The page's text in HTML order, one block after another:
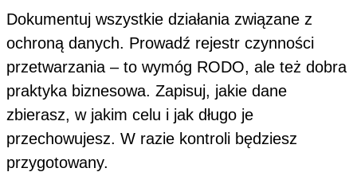
Dokumentuj wszystkie działania związane z
ochroną danych. Prowadź rejestr czynności
przetwarzania – to wymóg RODO, ale też dobra
praktyka biznesowa. Zapisuj, jakie dane
zbierasz, w jakim celu i jak długo je
przechowujesz. W razie kontroli będziesz
przygotowany.